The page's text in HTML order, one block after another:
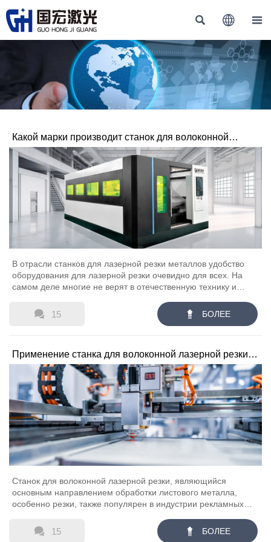
  
Какой марки производит станок для волоконной
лазерной резки?
В отрасли станков для лазерной резки металлов удобство
оборудования для лазерной резки очевидно для всех. На
самом деле многие не верят в отечественную технику и
оборудования, произведенного в Китае, оно все больше и
больше получает признание внутри страны и за рубежом.
лазерной резки, который хорош, отечественные товары при
самосовершенствовании, станок для лазерной резки занял
значительную долю рынка.
 15  БОЛЕЕ
Применение станка для волоконной лазерной резки в
индустрии рекламных вывесок
Станок для волоконной лазерной резки, являющийся
основным направлением обработки листового металла,
особенно резки, также популярен в индустрии рекламных
широко использоваться в индустрии рекламных вывесок?
 15  БОЛЕЕ